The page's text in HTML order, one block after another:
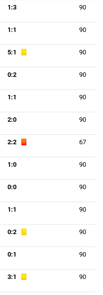
1:3 90
1:1 90
5:1 90
0:2 90
1:1 90
2:0 90
2:2 67
1:0 90
0:0 90
1:1 90
0:2 90
0:1 90
3:1 90